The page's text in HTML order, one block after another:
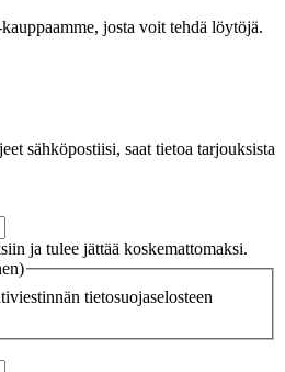
josta voit tehdä löytöjä.
sähköpostiisi, saat tietoa tarjouksista
ja tulee jättää koskemattomaksi.
tietosuojaselosteen